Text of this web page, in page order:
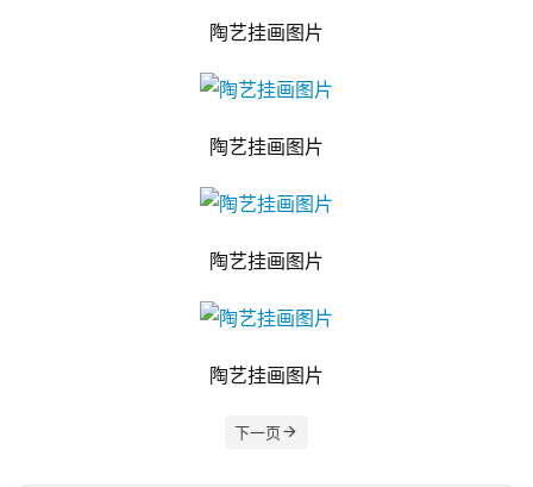
陶艺挂画图片
陶艺挂画图片
陶艺挂画图片
陶艺挂画图片
下一页